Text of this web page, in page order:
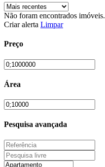
Não foram encontrados imóveis.
Criar alerta Limpar
Preço
Área
Pesquisa avançada